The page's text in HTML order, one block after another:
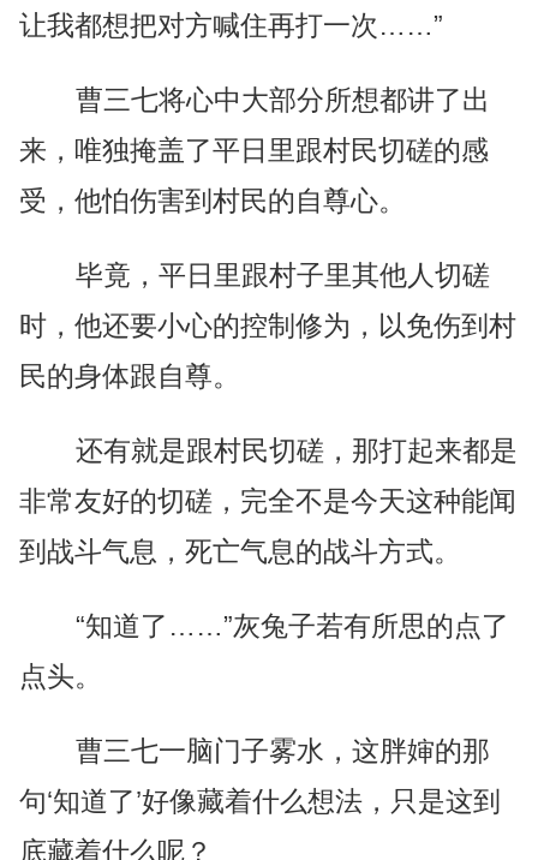
让我都想把对方喊住再打一次……”
曹三七将心中大部分所想都讲了出
来，唯独掩盖了平日里跟村民切磋的感
受，他怕伤害到村民的自尊心。
毕竟，平日里跟村子里其他人切磋
时，他还要小心的控制修为，以免伤到村
民的身体跟自尊。
还有就是跟村民切磋，那打起来都是
非常友好的切磋，完全不是今天这种能闻
到战斗气息，死亡气息的战斗方式。
“知道了……”灰兔子若有所思的点了
点头。
曹三七一脑门子雾水，这胖婶的那
句‘知道了’好像藏着什么想法，只是这到
底藏着什么呢？